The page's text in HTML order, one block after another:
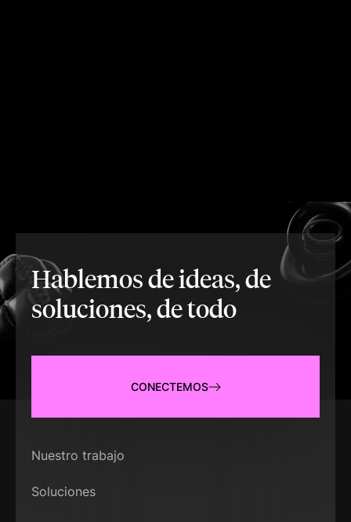
Hablemos de ideas, de
soluciones, de todo
CONECTEMOS
Nuestro trabajo
Soluciones